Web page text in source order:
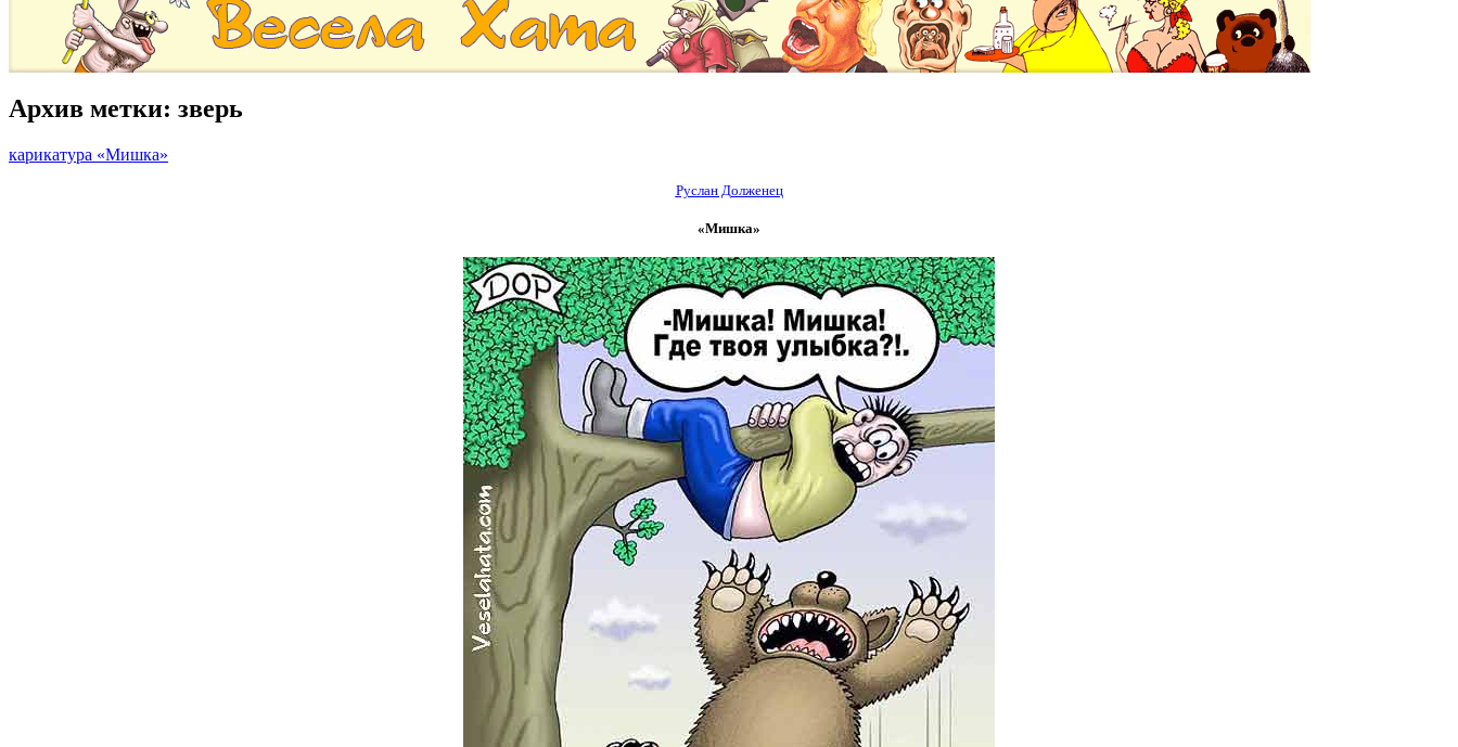
Архив метки: зверь
карикатура «Мишка»
Руслан Долженец
«Мишка»